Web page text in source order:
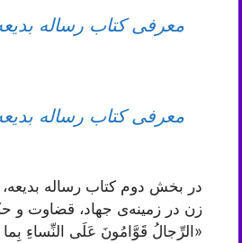
معرفی کتاب رساله
معرفی کتاب رساله
در بخش دوم کتاب رساله
زن در زمینه‌ی جهاد، قضاوت و
«الرِّجالُ قَوَّامُونَ عَلَى النِّساءِ